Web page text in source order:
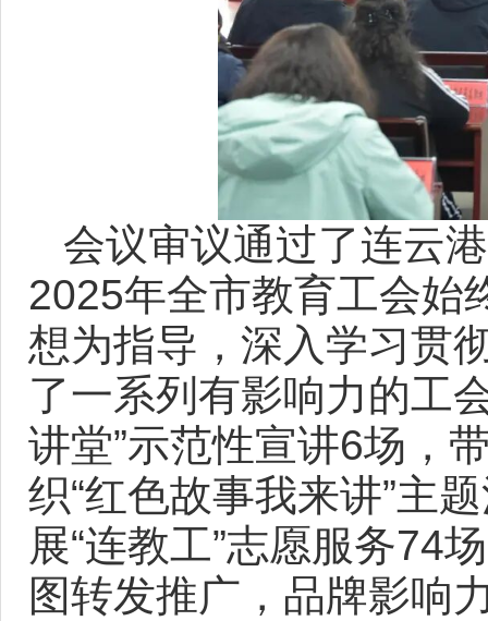
会议审议通过了连云
2025年全市教育工会始
想为指导，深入学习贯
了一系列有影响力的工
讲堂”示范性宣讲6场，
织“红色故事我来讲”主
展“连教工”志愿服务74
图转发推广，品牌影响